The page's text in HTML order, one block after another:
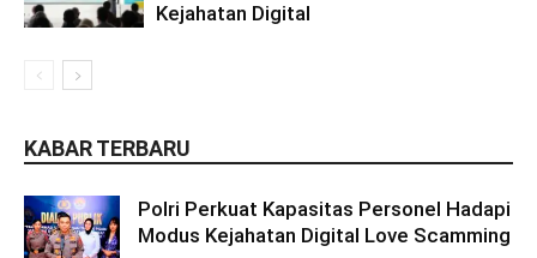
Kejahatan Digital
KABAR TERBARU
Polri Perkuat Kapasitas Personel Hadapi
Modus Kejahatan Digital Love Scamming